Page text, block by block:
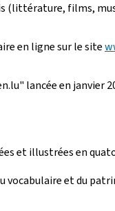
(littérature, films,
en ligne sur le site
lancée en
et illustrées en
vocabulaire et du